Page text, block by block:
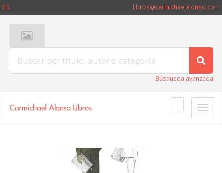
ES libros@carmichaelalonso.com
Búsqueda avanzada
Toggle